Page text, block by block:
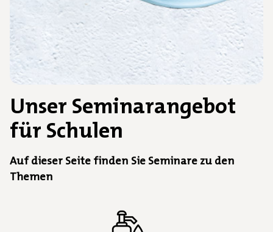
Unser Seminarangebot
für Schulen
Auf dieser Seite finden Sie Seminare zu den
Themen